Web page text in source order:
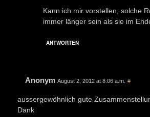
Kann ich mir vorstellen, solche
immer länger sein als sie im
ANTWORTEN
Anonym August 2, 2012 at 8:06 a.m. #
aussergewöhnlich gute
Dank